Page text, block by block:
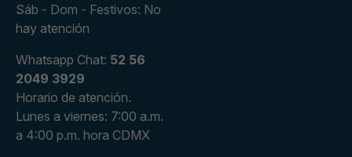
Sáb - Dom - Festivos: No
hay atención
Whatsapp Chat: 52 56
2049 3929
Horario de atención.
Lunes a viernes: 7:00 a.m.
a 4:00 p.m. hora CDMX